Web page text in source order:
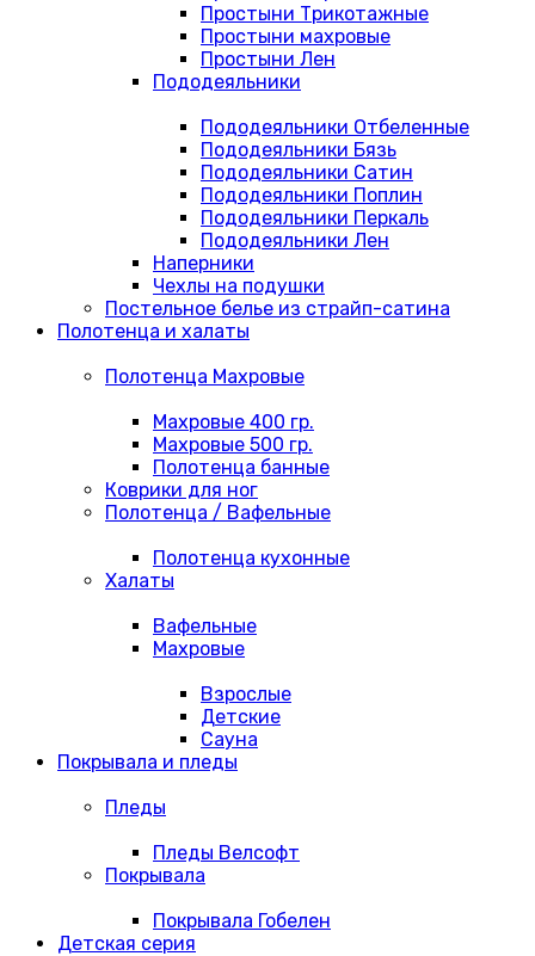
Простыни Трикотажные
Простыни махровые
Простыни Лен
Пододеяльники
Пододеяльники Отбеленные
Пододеяльники Бязь
Пододеяльники Сатин
Пододеяльники Поплин
Пододеяльники Перкаль
Пододеяльники Лен
Наперники
Чехлы на подушки
Постельное белье из страйп-сатина
Полотенца и халаты
Полотенца Махровые
Махровые 400 гр.
Махровые 500 гр.
Полотенца банные
Коврики для ног
Полотенца / Вафельные
Полотенца кухонные
Халаты
Вафельные
Махровые
Взрослые
Детские
Сауна
Покрывала и пледы
Пледы
Пледы Велсофт
Покрывала
Покрывала Гобелен
Детская серия